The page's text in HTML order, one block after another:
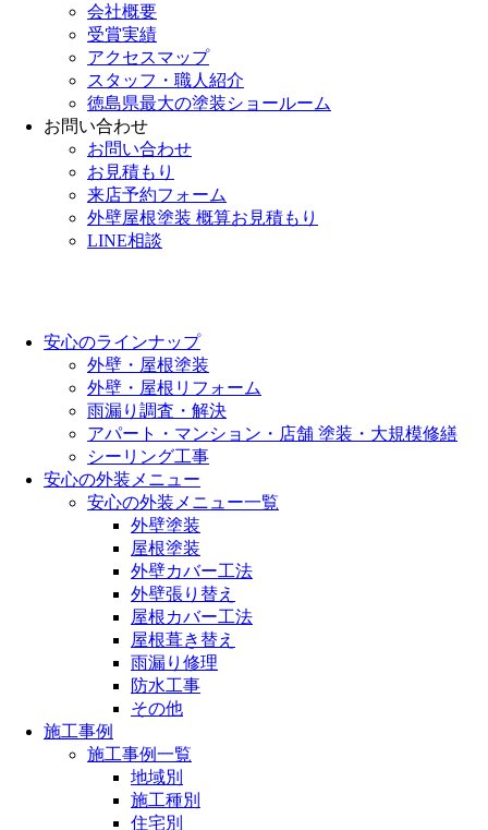
会社概要
受賞実績
アクセスマップ
スタッフ・職人紹介
徳島県最大の塗装ショールーム
お問い合わせ
お問い合わせ
お見積もり
来店予約フォーム
外壁屋根塗装 概算お見積もり
LINE相談
安心のラインナップ
外壁・屋根塗装
外壁・屋根リフォーム
雨漏り調査・解決
アパート・マンション・店舗 塗装・大規模修繕
シーリング工事
安心の外装メニュー
安心の外装メニュー一覧
外壁塗装
屋根塗装
外壁カバー工法
外壁張り替え
屋根カバー工法
屋根葺き替え
雨漏り修理
防水工事
その他
施工事例
施工事例一覧
地域別
施工種別
住宅別